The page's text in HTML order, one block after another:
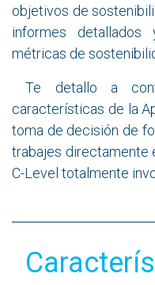
objetivos de
informes
métricas de
Te detallo a
características de la
toma de decisión de
trabajes directamente
C-Level totalmente